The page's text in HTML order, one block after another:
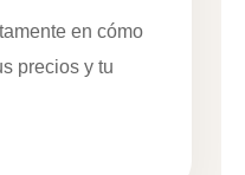
en cómo
precios y tu